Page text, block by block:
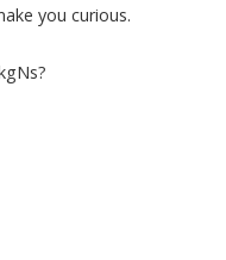
you curious.